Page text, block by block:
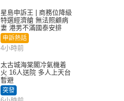
星島申訴王 | 商務位降級
特選經濟艙 無法照顧病
妻 港男不滿國泰安排
申訴熱話
4小時前
太古城海棠閣冷氣機着
火 16人送院 多人上天台
暫避
突發